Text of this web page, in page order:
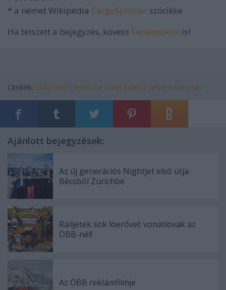
* a német Wikipédia CargoSprinter szócikke
Ha tetszett a bejegyzés, kövess Facebookon is!
Címkék: svájc öbb deutsche bahn index2 teherfuvarozás
Ajánlott bejegyzések:
Az új generációs Nightjet első útja
Bécsből Zürichbe
Railjetek sok lóerővel: vonatlovak az
ÖBB-nél!
Az ÖBB reklámfilmje